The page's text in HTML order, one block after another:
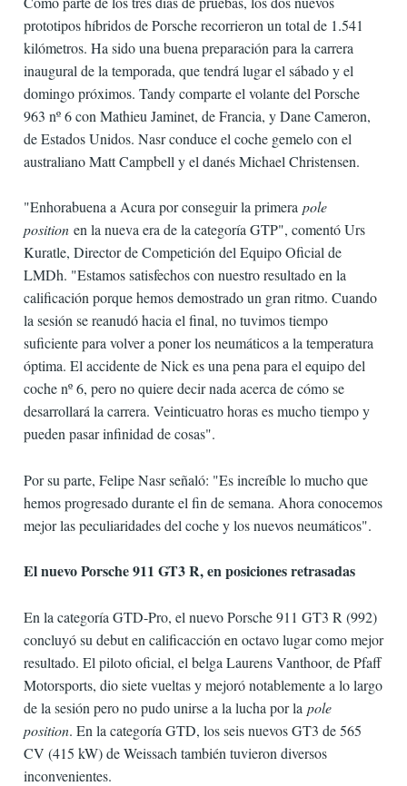
prototipos híbridos de Porsche recorrieron un total de 1.541
kilómetros. Ha sido una buena preparación para la carrera
inaugural de la temporada, que tendrá lugar el sábado y el
domingo próximos. Tandy comparte el volante del Porsche
963 nº 6 con Mathieu Jaminet, de Francia, y Dane Cameron,
de Estados Unidos. Nasr conduce el coche gemelo con el
australiano Matt Campbell y el danés Michael Christensen.
"Enhorabuena a Acura por conseguir la primera pole
positionen la nueva era de la categoría GTP", comentó Urs
Kuratle, Director de Competición del Equipo Oficial de
LMDh. "Estamos satisfechos con nuestro resultado en la
calificación porque hemos demostrado un gran ritmo. Cuando
la sesión se reanudó hacia el final, no tuvimos tiempo
suficiente para volver a poner los neumáticos a la temperatura
óptima. El accidente de Nick es una pena para el equipo del
coche nº 6, pero no quiere decir nada acerca de cómo se
desarrollará la carrera. Veinticuatro horas es mucho tiempo y
pueden pasar infinidad de cosas".
Por su parte, Felipe Nasr señaló: "Es increíble lo mucho que
hemos progresado durante el fin de semana. Ahora conocemos
mejor las peculiaridades del coche y los nuevos neumáticos".
El nuevo Porsche 911 GT3 R, en posiciones retrasadas
En la categoría GTD-Pro, el nuevo Porsche 911 GT3 R (992)
concluyó su debut en calificacción en octavo lugar como mejor
resultado. El piloto oficial, el belga Laurens Vanthoor, de Pfaff
Motorsports, dio siete vueltas y mejoró notablemente a lo largo
de la sesión pero no pudo unirse a la lucha por la pole
position. En la categoría GTD, los seis nuevos GT3 de 565
CV (415 kW) de Weissach también tuvieron diversos
inconvenientes.